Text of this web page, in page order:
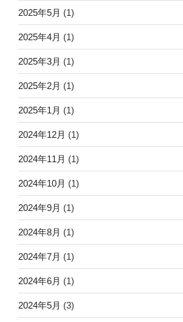
2025年5月 (1)
2025年4月 (1)
2025年3月 (1)
2025年2月 (1)
2025年1月 (1)
2024年12月 (1)
2024年11月 (1)
2024年10月 (1)
2024年9月 (1)
2024年8月 (1)
2024年7月 (1)
2024年6月 (1)
2024年5月 (3)